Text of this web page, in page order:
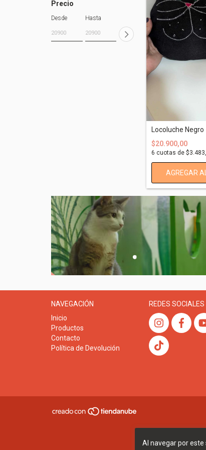
Al navegar por este
Precio
Desde Hasta
Locoluche Negro
$20.900,00
6 cuotas de
NAVEGACIÓN
Inicio
Productos
Contacto
Política de Devolución
REDES SOCIALES